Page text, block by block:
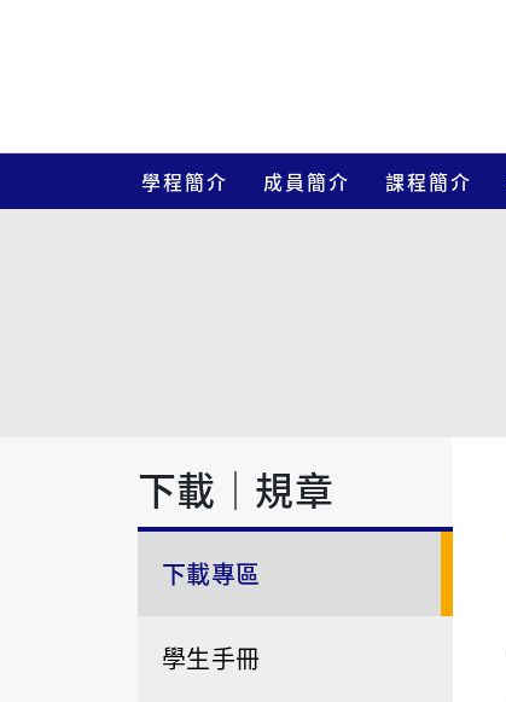
學程簡介 成員簡介 課程簡介
下載｜規章
下載專區
學生手冊